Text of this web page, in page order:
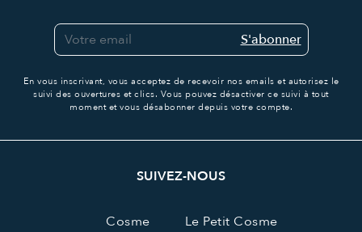
S'abonner
En vous inscrivant, vous acceptez de recevoir nos emails et autorisez le
suivi des ouvertures et clics. Vous pouvez désactiver ce suivi à tout
moment et vous désabonner depuis votre compte.
SUIVEZ-NOUS
Cosme Le Petit Cosme